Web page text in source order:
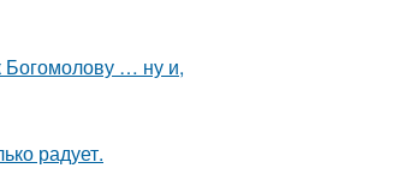
Богомолову … ну и,
радует.